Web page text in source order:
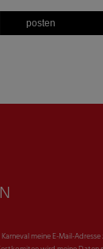
posten
meine E-Mail-Adresse